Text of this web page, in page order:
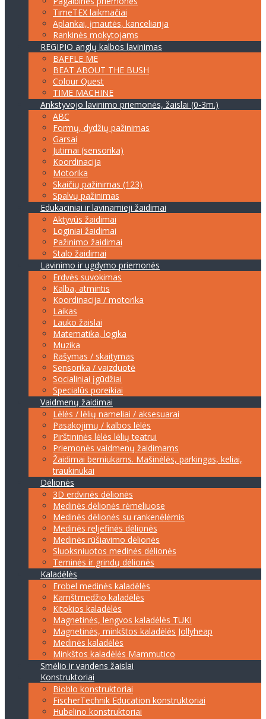
TimeTEX laikmačiai
Aplankai, įmautės, kanceliarija
Rankinės mokytojams
REGIPIO anglų kalbos lavinimas
BAFFLE ME
BEAT ABOUT THE BUSH
Colour Quest
TIME MACHINE
Ankstyvojo lavinimo priemonės, žaislai (0-3m.)
ABC
Formų, dydžių pažinimas
Garsai
Jutimai (sensorika)
Koordinacija
Motorika
Skaičių pažinimas (123)
Spalvų pažinimas
Edukaciniai ir lavinamieji žaidimai
Aktyvūs žaidimai
Loginiai žaidimai
Pažinimo žaidimai
Stalo žaidimai
Lavinimo ir ugdymo priemonės
Erdvės suvokimas
Kalba, atmintis
Koordinacija / motorika
Laikas
Lauko žaislai
Matematika, logika
Muzika
Rašymas / skaitymas
Sensorika / vaizduotė
Socialiniai įgūdžiai
Specialūs poreikiai
Vaidmenų žaidimai
Lėlės / lėlių nameliai / aksesuarai
Pasakojimų / kalbos lėlės
Pirštininės lėlės lėlių teatrui
Priemonės vaidmenų žaidimams
Žaidimai berniukams. Mašinėlės, parkingas, keliai,
traukinukai
Dėlionės
3D erdvinės dėlionės
Medinės dėlionės rėmeliuose
Medinės dėlionės su rankenėlėmis
Medinės reljefinės dėlionės
Medinės rūšiavimo dėlionės
Sluoksniuotos medinės dėlionės
Teminės ir grindų dėlionės
Kaladėlės
Frobel medinės kaladėlės
Kamštmedžio kaladėlės
Kitokios kaladėlės
Magnetinės, lengvos kaladėlės TUKI
Magnetinės, minkštos kaladėlės Jollyheap
Medinės kaladėlės
Minkštos kaladėlės Mammutico
Smėlio ir vandens žaislai
Konstruktoriai
Bioblo konstruktoriai
FischerTechnik Education konstruktoriai
Hubelino konstruktoriai